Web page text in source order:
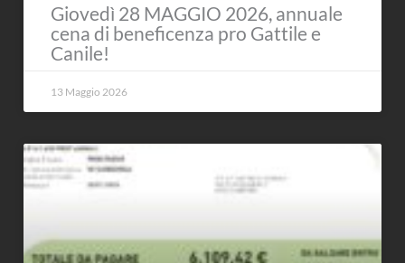
Giovedì 28 MAGGIO 2026, annuale
cena di beneficenza pro Gattile e
Canile!
13 Maggio 2026